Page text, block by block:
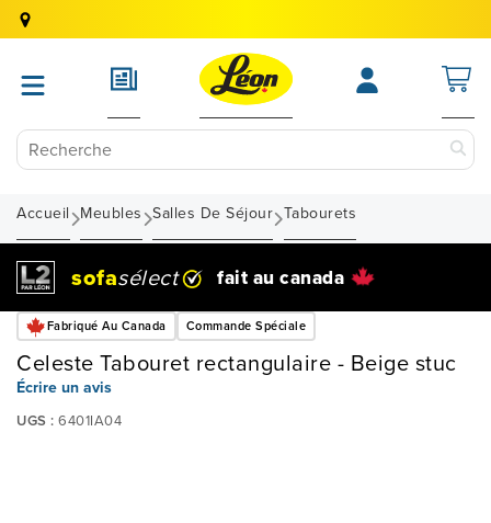
Accueil Meubles Salles De Séjour Tabourets
sofasélect fait au canada
Fabriqué Au Canada Commande Spéciale
Celeste Tabouret rectangulaire - Beige stuc
Écrire un avis
UGS : 6401IA04